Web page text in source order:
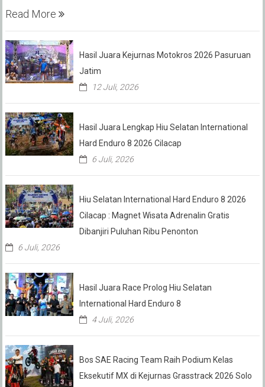
Read More
Hasil Juara Kejurnas Motokros 2026 Pasuruan
Jatim
12 Juli, 2026
Hasil Juara Lengkap Hiu Selatan International
Hard Enduro 8 2026 Cilacap
6 Juli, 2026
Hiu Selatan International Hard Enduro 8 2026
Cilacap : Magnet Wisata Adrenalin Gratis
Dibanjiri Puluhan Ribu Penonton
6 Juli, 2026
Hasil Juara Race Prolog Hiu Selatan
International Hard Enduro 8
4 Juli, 2026
Bos SAE Racing Team Raih Podium Kelas
Eksekutif MX di Kejurnas Grasstrack 2026 Solo